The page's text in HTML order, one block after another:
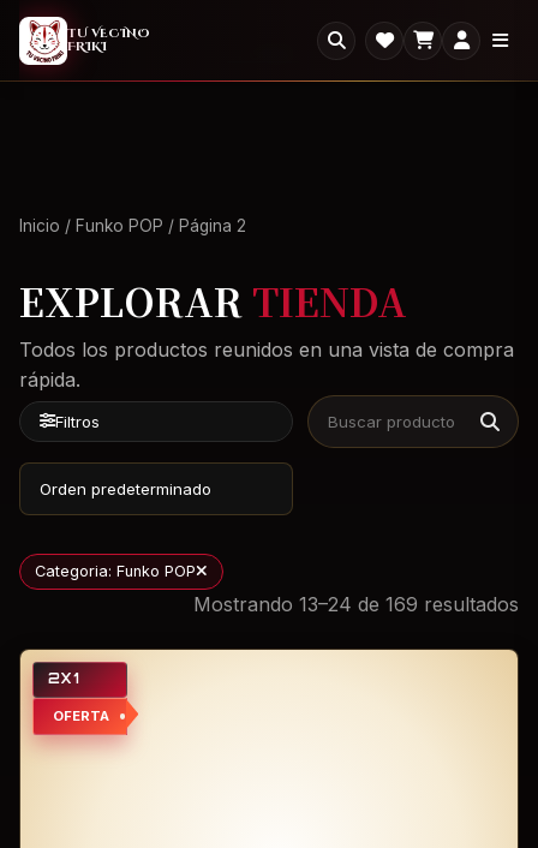
2X1 2x1 en todo el Outlet: llevate dos, paga uno.
×
TU VECINO
FRIKI
Inicio / Funko POP / Página 2
EXPLORAR TIENDA
Todos los productos reunidos en una vista de compra
rápida.
Filtros
Categoria: Funko POP
Mostrando 13–24 de 169 resultados
2X1
OFERTA